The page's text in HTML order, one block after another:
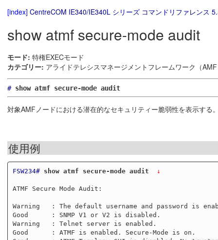
[index] CentreCOM IE340/IE340L シリーズ コマンドリファレンス
show atmf secure-mode audit
モード: 特権EXECモード
カテゴリー: アライドテレシスマネージメントフレームワーク（
# show atmf secure-mode audit
対象AMFノードにおける潜在的なセキュリティー脆弱性を表示する
使用例
FSW234# show atmf secure-mode audit ↓
ATMF Secure Mode Audit:
Warning   : The default username and password is
Good      : SNMP V1 or V2 is disabled.
Warning   : Telnet server is enabled.
Good      : ATMF is enabled. Secure-Mode is on.